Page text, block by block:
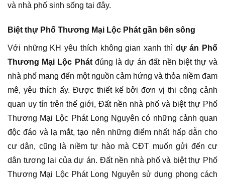
và nhà phố sinh sống tại đây.
Biệt thự Phố Thương Mại Lộc Phát gần bên sông
Với những KH yêu thích không gian xanh thì dự án Phố
Thương Mại Lộc Phátđúng là dự án đất nền biệt thự và
nhà phố mang đến một nguồn cảm hứng và thỏa niềm đam
mê, yêu thích ấy. Được thiết kế bởi đơn vị thi công cảnh
quan uy tín trên thế giới, Đất nền nhà phố và biệt thự Phố
Thương Mại Lộc Phát Long Nguyên có những cảnh quan
độc đáo và lạ mắt, tạo nên những điểm nhất hấp dẫn cho
cư dân, cũng là niềm tự hào mà CĐT muốn gửi đến cư
dân tương lai của dự án. Đất nền nhà phố và biệt thự Phố
Thương Mại Lộc Phát Long Nguyên sử dụng phong cách